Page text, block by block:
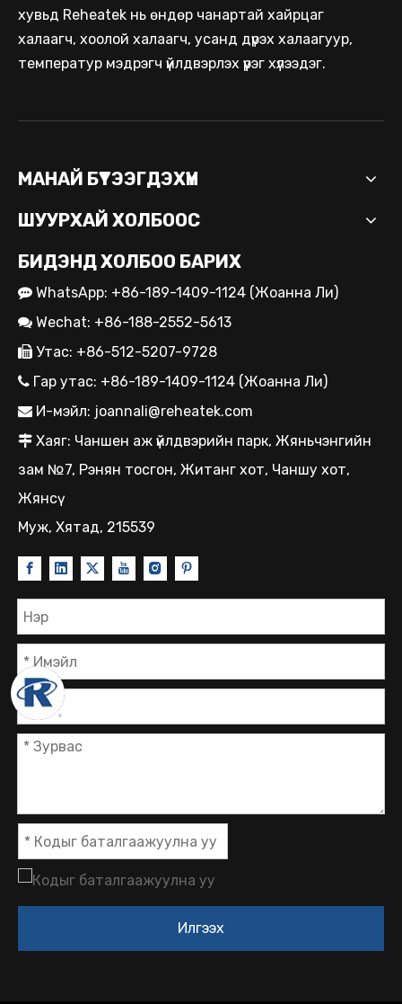
хувьд Reheatek нь өндөр чанартай хайрцаг
халаагч, хоолой халаагч, усанд дүрэх халаагуур,
температур мэдрэгч үйлдвэрлэх үүрэг хүлээдэг.
МАНАЙ БҮТЭЭГДЭХҮҮН
ШУУРХАЙ ХОЛБООС
БИДЭНД ХОЛБОО БАРИХ
 WhatsApp: +86-189-1409-1124 (Жоанна Ли)
 Wechat: +86-188-2552-5613
 Утас: +86-512-5207-9728
 Гар утас: +86-189-1409-1124 (Жоанна Ли)
 И-мэйл: joannali@reheatek.com
 Хаяг: Чаншен ​​аж үйлдвэрийн парк, Жяньчэнгийн
зам №7, Рэнян тосгон, Житанг хот, Чаншу хот,
Жянсү
Муж, Хятад, 215539
Илгээх